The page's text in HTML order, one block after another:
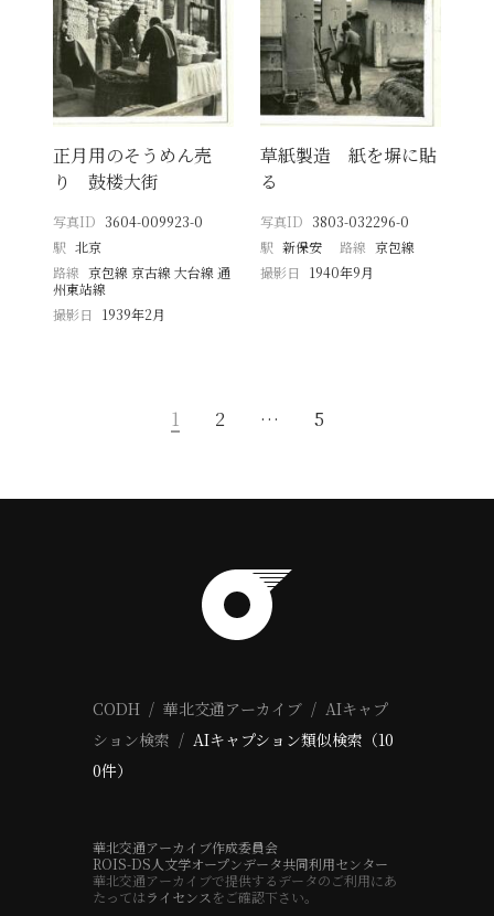
正月用のそうめん売
り 鼓楼大街
写真ID 3604-009923-0
駅 北京
路線 京包線 京古線 大台線 通
州東站線
撮影日
1939年2月
草紙製造 紙を塀に貼
る
写真ID 3803-032296-0
駅 新保安 路線 京包線
撮影日
1940年9月
1 2 … 5
CODH 華北交通アーカイブ
AIキャプ
ション検索
AIキャプション類似検索（10
0件）
華北交通アーカイブ作成委員会
ROIS-DS人文学オープンデータ共同利用センター
華北交通アーカイブで提供するデータのご利用にあ
たってはライセンス をご確認下さい。